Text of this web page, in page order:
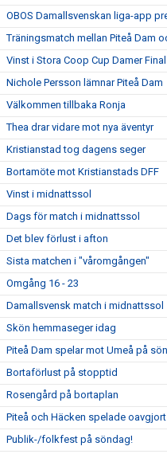
OBOS Damallsvenskan liga-app
Träningsmatch mellan Piteå Dam
Vinst i Stora Coop Cup Damer Final
Nichole Persson lämnar Piteå Dam
Välkommen tillbaka Ronja
Thea drar vidare mot nya äventyr
Kristianstad tog dagens seger
Bortamöte mot Kristianstads DFF
Vinst i midnattssol
Dags för match i midnattssol
Det blev förlust i afton
Sista matchen i "våromgången"
Omgång 16 - 23
Damallsvensk match i midnattssol
Skön hemmaseger idag
Piteå Dam spelar mot Umeå på
Bortaförlust på stopptid
Rosengård på bortaplan
Piteå och Häcken spelade oavgjort
Publik-/folkfest på söndag!